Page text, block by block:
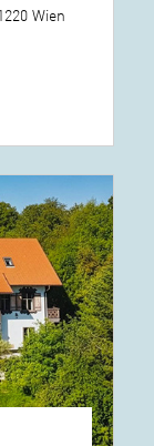
1220 Wien